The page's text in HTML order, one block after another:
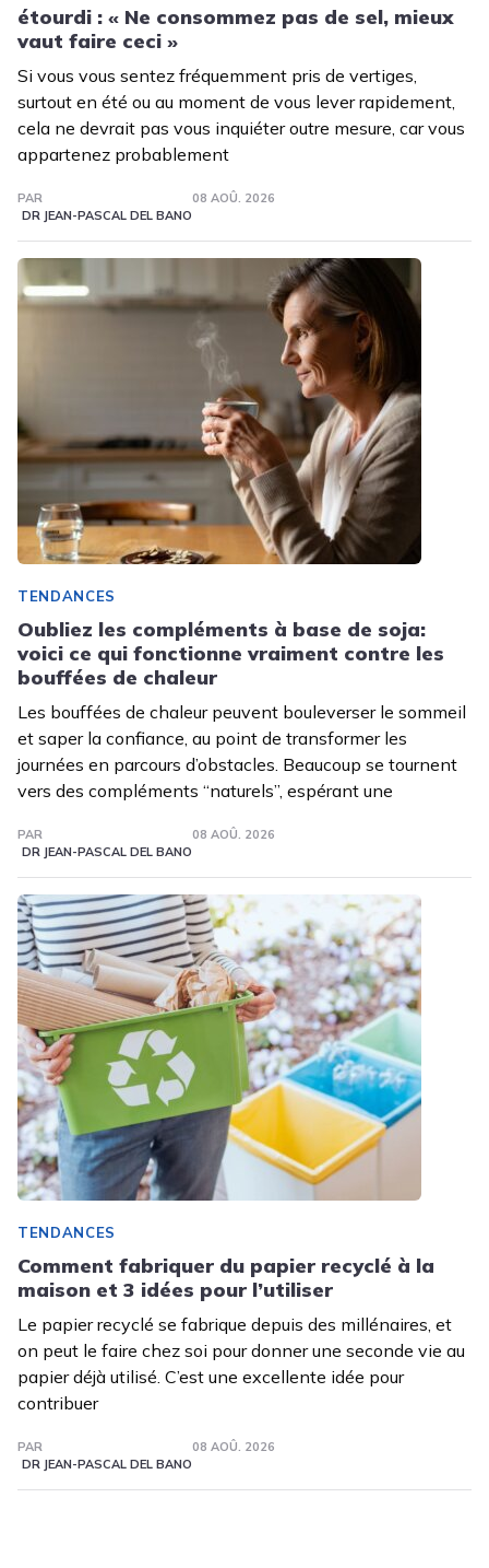
étourdi : « Ne consommez pas de sel, mieux
vaut faire ceci »
Si vous vous sentez fréquemment pris de vertiges,
surtout en été ou au moment de vous lever rapidement,
cela ne devrait pas vous inquiéter outre mesure, car vous
appartenez probablement
PAR
DR JEAN-PASCAL DEL BANO
08 AOÛ. 2026
TENDANCES
Oubliez les compléments à base de soja:
voici ce qui fonctionne vraiment contre les
bouffées de chaleur
Les bouffées de chaleur peuvent bouleverser le sommeil
et saper la confiance, au point de transformer les
journées en parcours d’obstacles. Beaucoup se tournent
vers des compléments “naturels”, espérant une
PAR
DR JEAN-PASCAL DEL BANO
08 AOÛ. 2026
TENDANCES
Comment fabriquer du papier recyclé à la
maison et 3 idées pour l’utiliser
Le papier recyclé se fabrique depuis des millénaires, et
on peut le faire chez soi pour donner une seconde vie au
papier déjà utilisé. C’est une excellente idée pour
contribuer
PAR
DR JEAN-PASCAL DEL BANO
08 AOÛ. 2026